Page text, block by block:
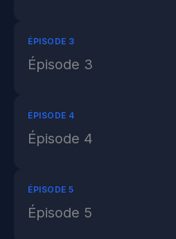
ÉPISODE 3
Épisode 3
ÉPISODE 4
Épisode 4
ÉPISODE 5
Épisode 5